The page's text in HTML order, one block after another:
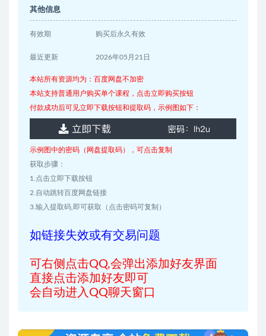
其他信息
有效期 购买后永久有效
最近更新 2026年05月21日
本站所有资源均为：百度网盘不加密
本站支持普通用户购买单个课程，点击立即购买按钮
付款成功后可见立即下载按钮和提取码，示例图如下：
示例图中的密码（网盘提取码），可点击复制
获取步骤：
1.点击立即下载按钮
2.自动跳转百度网盘链接
3.输入提取码,即可获取（点击密码可复制）
如链接失效或有交易问题
可右侧点击QQ,会弹出添加好友界面
直接点击添加好友即可
会自动进入QQ聊天窗口